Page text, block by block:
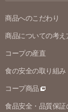
商品へのこだわり
商品についての考え
コープの産直
食の安全の取り組み
コープ商品
食品安全・品質保証